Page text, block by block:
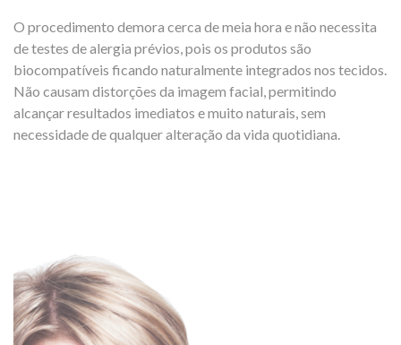
O procedimento demora cerca de meia hora e não necessita
de testes de alergia prévios, pois os produtos são
biocompatíveis ficando naturalmente integrados nos tecidos.
Não causam distorções da imagem facial, permitindo
alcançar resultados imediatos e muito naturais, sem
necessidade de qualquer alteração da vida quotidiana.